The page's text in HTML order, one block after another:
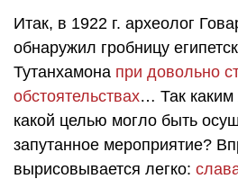
Итак, в 1922 г. археолог
обнаружил гробницу
Тутанхамона при довольно
обстоятельствах… Так каким
какой целью могло быть
запутанное мероприятие?
вырисовывается легко: